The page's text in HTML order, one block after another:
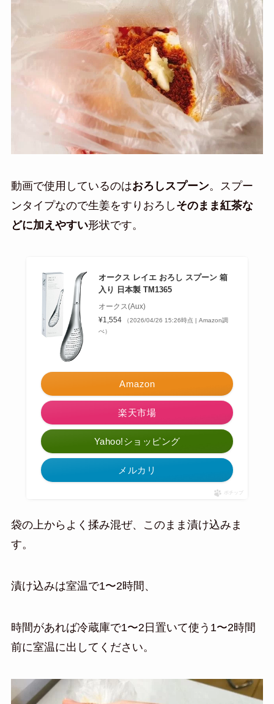
動画で使用しているのはおろしスプーン。スプー
ンタイプなので生姜をすりおろし そのまま紅茶な
どに加えやすい形状です。
オークス レイエ おろし スプーン 箱
入り 日本製 TM1365
オークス(Aux)
¥1,554
（2026/04/26 15:26時点 | Amazon調
べ）
Amazon
楽天市場
Yahoo!ショッピング
メルカリ
ポチップ
袋の上からよく揉み混ぜ、このまま漬け込みま
す。
漬け込みは室温で1〜2時間、
時間があれば冷蔵庫で1〜2日置いて使う1〜2時間
前に室温に出してください。